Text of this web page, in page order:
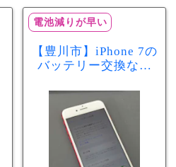
電池減りが早い
【豊川市】iPhone 7の
バッテリー交換なら
最大容量70％で電池
の減りが早い症状も
当日60分で改善